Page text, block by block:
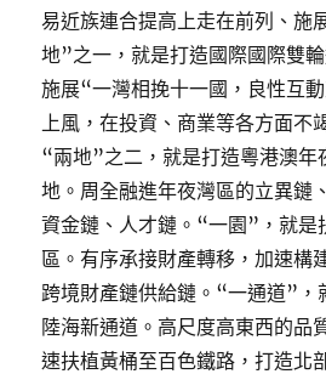
易近族連合提高上走在前列、施
地”之一，就是打造國際國際雙
施展“一灣相挽十一國，良性互
上風，在投資、商業等各方面不
“兩地”之二，就是打造粵港澳年
地。周全融進年夜灣區的立異鏈
資金鏈、人才鏈。“一園”，就是
區。有序承接財產轉移，加速構
跨境財產鏈供給鏈。“一通道”，
陸海新通道。高尺度高東西的品
速扶植黃桶至百色鐵路，打造北